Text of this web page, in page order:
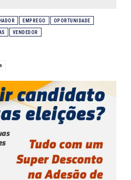
EMPREGO OPORTUNIDADE
VENDEDOR